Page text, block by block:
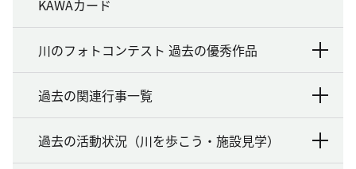
KAWAカード
川のフォトコンテスト 過去の優秀作品
過去の関連行事一覧
過去の活動状況（川を歩こう・施設見学）